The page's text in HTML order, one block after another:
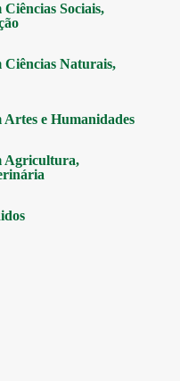
Sociais,
Ciências Naturais,
e Humanidades
Agricultura,